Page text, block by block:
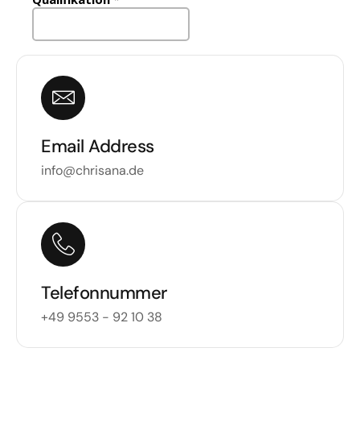
Email Address
info@chrisana.de
Telefonnummer
+49 9553 - 92 10 38